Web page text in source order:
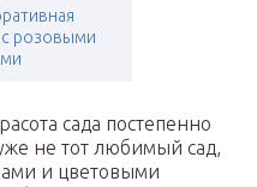
с розовыми
сада постепенно
не тот любимый сад,
и цветовыми